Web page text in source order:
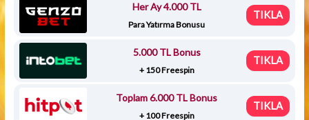
Her Ay 4.000 TL
Para Yatırma Bonusu
TIKLA
5.000 TL Bonus
+ 150 Freespin
TIKLA
Toplam 6.000 TL Bonus
+ 100 Freespin
TIKLA